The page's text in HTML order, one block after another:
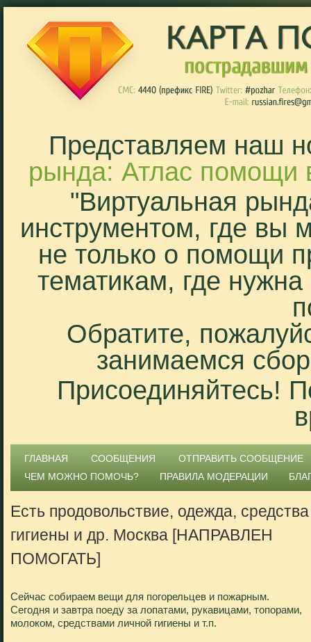
Представляем наш
рында: Атлас помощи
"Виртуальная
инструментом, где вы
не только о помощи
тематикам, где
Обратите,
занимаемся
Присоединяйтесь!
ГЛАВНАЯ СООБЩЕНИЯ
ОТПРАВИТЬ СООБЩЕНИЕ
ЧЕМ МОЖНО ПОМОЧЬ?
ПРАВИЛА МОДЕРАЦИИ
Есть продовольствие, одежда, средства
гигиены и др. Москва [НАПРАВЛЕН
ПОМОГАТЬ]
Сейчас собираем вещи для погорельцев и пожарным.
Сегодня и завтра поеду за лопатами, рукавицами, топорами,
молоком, средствами личной гигиены и т.п.